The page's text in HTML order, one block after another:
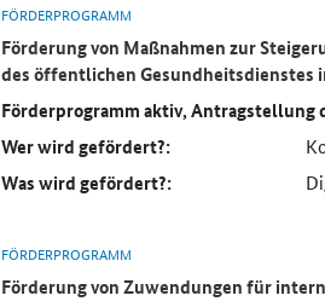
FÖRDERPROGRAMM
Förderung von Maßnahmen zur
des öffentlichen Gesundheitsdienstes
Förderprogramm aktiv, Antragstellung
Wer wird gefördert?:
Was wird gefördert?:
FÖRDERPROGRAMM
Förderung von Zuwendungen für